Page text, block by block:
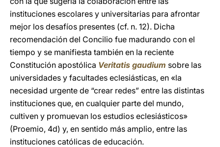
instituciones escolares y universitarias para afrontar
mejor los desafíos presentes (cf. n. 12). Dicha
recomendación del Concilio fue madurando con el
tiempo y se manifiesta también en la reciente
Constitución apostólica Veritatis gaudium sobre las
universidades y facultades eclesiásticas, en «la
necesidad urgente de “crear redes” entre las distintas
instituciones que, en cualquier parte del mundo,
cultiven y promuevan los estudios eclesiásticos»
(Proemio, 4d) y, en sentido más amplio, entre las
instituciones católicas de educación.